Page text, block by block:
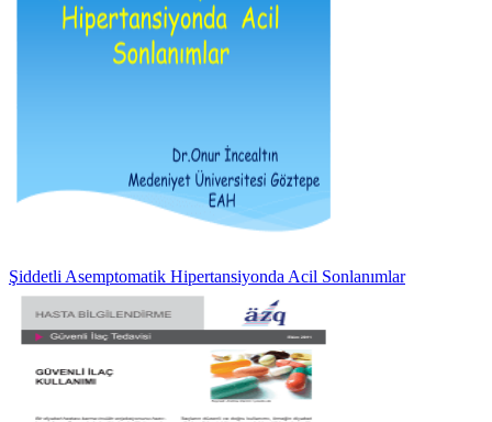
Şiddetli Asemptomatik Hipertansiyonda Acil Sonlanımlar